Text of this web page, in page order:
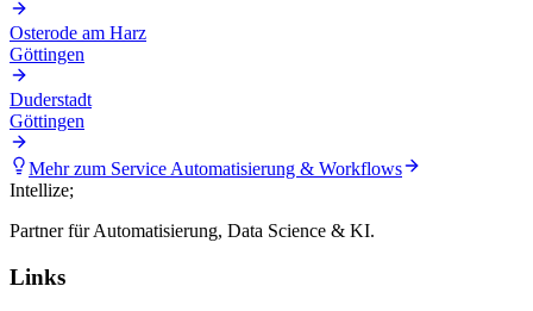
Osterode am Harz
Göttingen
Duderstadt
Göttingen
Mehr zum ServiceAutomatisierung & Workflows
Intellize;
Partner für Automatisierung, Data Science & KI.
Links